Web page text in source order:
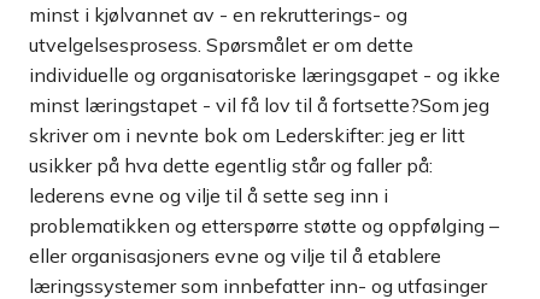
minst i kjølvannet av - en rekrutterings- og
utvelgelsesprosess. Spørsmålet er om dette
individuelle og organisatoriske læringsgapet - og ikke
minst læringstapet - vil få lov til å fortsette?Som jeg
skriver om i nevnte bok om Lederskifter: jeg er litt
usikker på hva dette egentlig står og faller på:
lederens evne og vilje til å sette seg inn i
problematikken og etterspørre støtte og oppfølging –
eller organisasjoners evne og vilje til å etablere
læringssystemer som innbefatter inn- og utfasinger